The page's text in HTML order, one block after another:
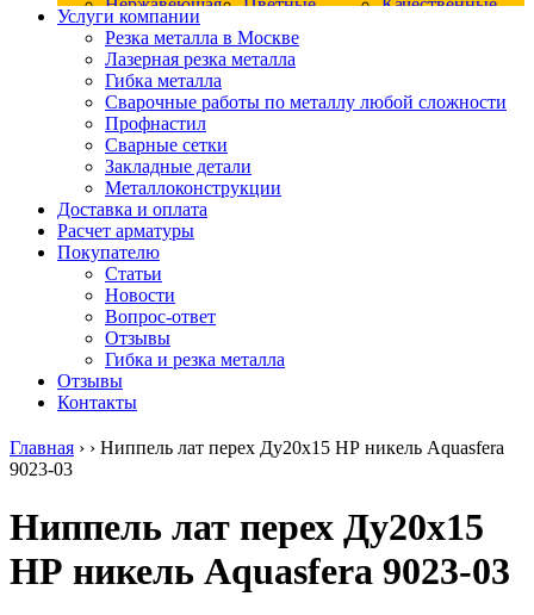
Нержавеющая
сталь
Квадрат
нержавеющий
никельсодержащий
Круг
нержавеющий
безникелевый
жаропрочный
Круг
нержавеющий
никельсодержащий
Шестигранник
нержавеющий
никельсодержащий
Шестигранник
нержавеющий
безникелевый
никельсодержащий
электросварные
AISI
прямоугольные
Трубы
Цветные
Шестигранник
дюралевый
дюралевый
рифленый
алюминиевый
Плита
алюминиевая
Профиль
Качественные
Труба
системы
Отводы
стальные
Переходы
Услуги компании
Резка металла в Москве
Лазерная резка металла
Гибка металла
Сварочные работы по металлу любой сложности
Профнастил
Сварные сетки
Закладные детали
Металлоконструкции
Доставка и оплата
Расчет арматуры
Покупателю
Статьи
Новости
Вопрос-ответ
Отзывы
Гибка и резка металла
Отзывы
Контакты
Главная › › Ниппель лат перех Ду20х15 НР никель Aquasfera
9023-03
Ниппель лат перех Ду20х15
НР никель Aquasfera 9023-03